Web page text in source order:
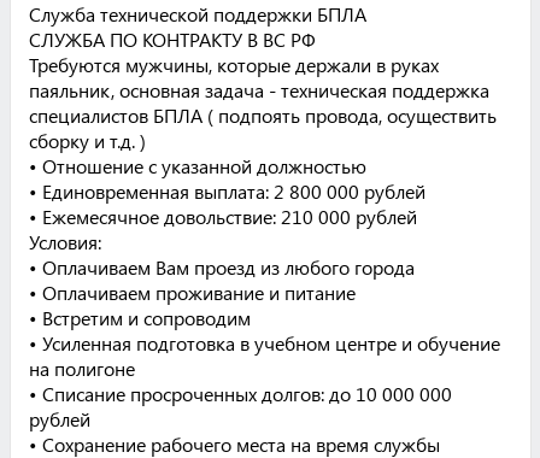
Служба технической поддержки БПЛА
СЛУЖБА ПО КОНТРАКТУ В BС PФ
Требуются мужчины, которые держали в руках
паяльник, основная задача - техническая поддержка
специалистов БПЛА ( подпоять провода, осуществить
сборку и т.д. )
• Отношение с указанной должностью
• Единовременная выплата: 2 800 000 рублей
• Ежемесячное довольствие: 210 000 рублей
Условия:
• Оплачиваем Вам проезд из любого города
• Оплачиваем проживание и питание
• Встретим и сопроводим
• Усиленная подготовка в учебном центре и обучение
на полигоне
• Списание просроченных долгов: до 10 000 000
рублей
• Сохранение рабочего места на время службы